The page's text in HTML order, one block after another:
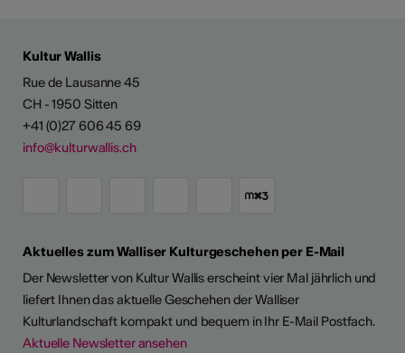
Kultur Wallis
Rue de Lausanne 45
CH - 1950 Sitten
+41 (0)27 606 45 69
info@kulturwallis.ch
Aktuelles zum Walliser Kulturgeschehen per E-Mail
Der Newsletter von Kultur Wallis erscheint vier Mal jährlich und
liefert Ihnen das aktuelle Geschehen der Walliser
Kulturlandschaft kompakt und bequem in Ihr E-Mail Postfach.
Aktuelle Newsletter ansehen